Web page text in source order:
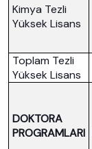
Kimya Tezli
Yüksek Lisans
Toplam Tezli
Yüksek Lisans
DOKTORA
PROGRAMLARI